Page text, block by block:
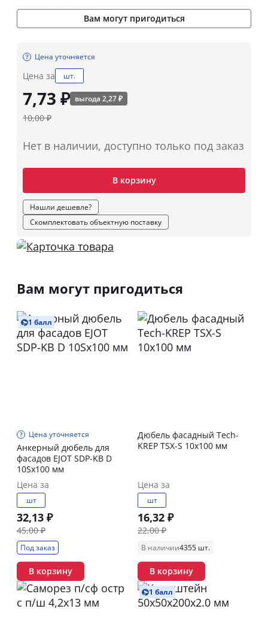
Вам могут пригодиться
Цена уточняется
Цена за шт.
7,73 ₽ выгода 2,27 ₽
10,00 ₽
Нет в наличии, доступно только под заказ
В корзину
Нашли дешевле?
Скомплектовать объектную поставку
Вам могут пригодиться
1 балл
Цена уточняется
Анкерный дюбель для
фасадов EJOT SDP-KB D
10Sх100 мм
Цена за
шт
32,13 ₽
45,00 ₽
Под заказ
В корзину
Дюбель фасадный Tech-
KREP TSХ-S 10х100 мм
Цена за
шт
16,32 ₽
22,00 ₽
В наличии4355 шт.
В корзину
1 балл